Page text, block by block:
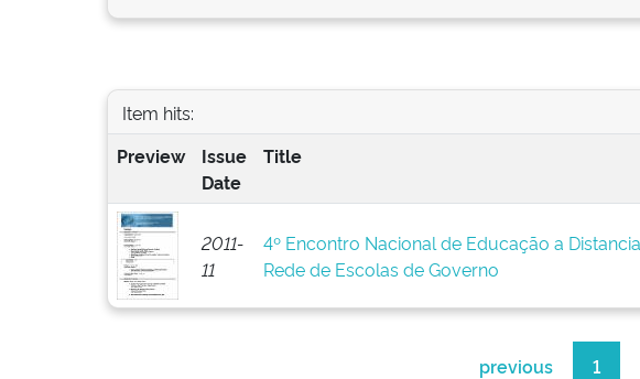
Item hits:
Preview
Issue
Date
Title
2011-
11
4º Encontro Nacional de Educação a
Rede de Escolas de Governo
previous 1